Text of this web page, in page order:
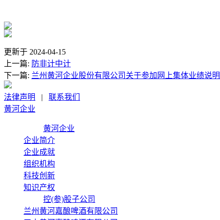
更新于 2024-04-15
上一篇: 防非计中计
下一篇: 兰州黄河企业股份有限公司关于参加网上集体业绩说
法律声明 | 联系我们
黄河企业
黄河企业
企业简介
企业成就
组织机构
科技创新
知识产权
控(参)股子公司
兰州黄河嘉酿啤酒有限公司